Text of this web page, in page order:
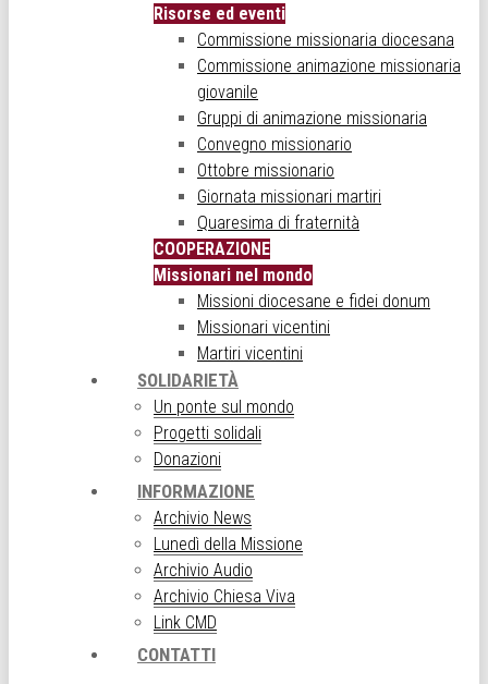
Risorse ed eventi
Commissione missionaria diocesana
Commissione animazione missionaria
giovanile
Gruppi di animazione missionaria
Convegno missionario
Ottobre missionario
Giornata missionari martiri
Quaresima di fraternità
COOPERAZIONE
Missionari nel mondo
Missioni diocesane e fidei donum
Missionari vicentini
Martiri vicentini
SOLIDARIETÀ
Un ponte sul mondo
Progetti solidali
Donazioni
INFORMAZIONE
Archivio News
Lunedì della Missione
Archivio Audio
Archivio Chiesa Viva
Link CMD
CONTATTI